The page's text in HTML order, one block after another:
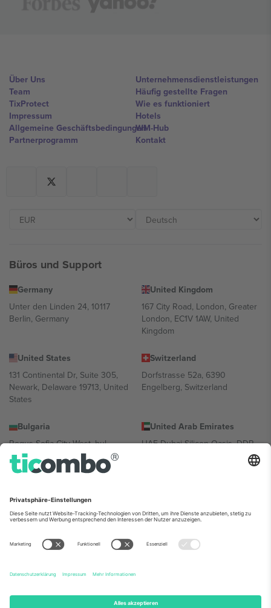
Über Uns
Team
TixProtect
Impressum
Allgemeine Geschäftsbedingungen
Partnerprogramm
Unternehmensdienstleistungen
Häufig gestellte Fragen
Wie es funktioniert
Hotels
WM-Hub
Kontakt
Büros und Support
Germany
Unter den Linden 24, 10117
Berlin, Germany
United Kingdom
167 City Road, London, Greater
London, EC1V 1AW, United
Kingdom
United States
131 Continental Dr, Suite 305,
Newark, Delaware 19713, United
States
Switzerland
Dorfstrasse 52a, 6390
Engelberg, Switzerland
Bulgaria
Regus Sofia City West, bul
Totleben 53-55, 1606 Sofia,
Bulgaria
United Arab Emirates
UAE Dubai Silicon Oasis, DDP
Building A1, Office 302, Dubai,
Mexico
Av Chapultepec 360, Roma
Norte, Cuauhtémoc, 06700
Ciudad de México, CDMX,
Mexico
Die juristische Person des Plattformanbieters kann je nach
Informationen finden Sie auf der jeweiligen Veranstaltungsseite, im